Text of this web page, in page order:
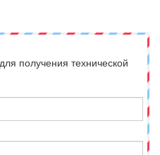
получения технической